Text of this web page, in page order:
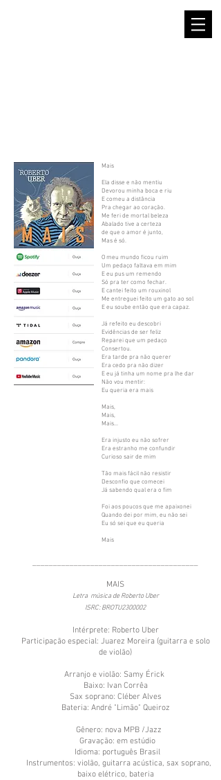
Mais
Ela disse e não mentiu
Devorou minha boca e riu
E comeu a distância
Pra chegar ao coração.
Me feri de mortal beleza
Abalado tive a certeza
de que o amor é junto,
Mas é só.
O meu mundo ficou ruim
Um pedaço faltava em mim
E eu pus um remendo
Só pra ter como fechar.
E cantei feito um rouxinol
Me entreguei feito um gato ao sol
E eu soube então que era capaz.
Já refeito eu descobri
Evidências de ser feliz
Reparei que um pedaço
Consertou.
Era tarde pra não querer
Era cedo pra não dizer
E eu já tinha um nome pra lhe dar
Não vou mentir:
Eu queria era mais
Mais,
Mais,
Mais...
Era injusto eu não sofrer
Era estranho me confundir
Curioso sair de mim
Tão mais fácil não resistir
Desconfio que comecei
Já sabendo qual era o fim
Foi aos poucos que me apaixonei
Quando dei por mim, eu não sei
Eu só sei que eu queria
Mais
MAIS
Letra música de Roberto Uber
ISRC: BROTU2300002
Intérprete: Roberto Uber
Participação especial: Juarez Moreira (guitarra e solo
de violão)
Arranjo e violão: Samy Érick
Baixo: Ivan Corrêa
Sax soprano: Cléber Alves
Bateria: André "Limão" Queiroz
Gênero: nova MPB /Jazz
Gravação: em estúdio
Idioma: português Brasil
Instrumentos: violão, guitarra acústica, sax soprano,
baixo elétrico, bateria